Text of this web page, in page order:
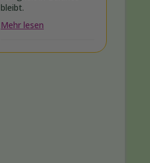
bleibt.
Mehr lesen